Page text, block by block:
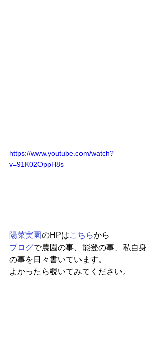
https://www.youtube.com/watch?
v=91K02OppH8s
陽菜実園のHPはこちらから
ブログで農園の事、能登の事、私自身
の事を日々書いています。
よかったら覗いてみてください。